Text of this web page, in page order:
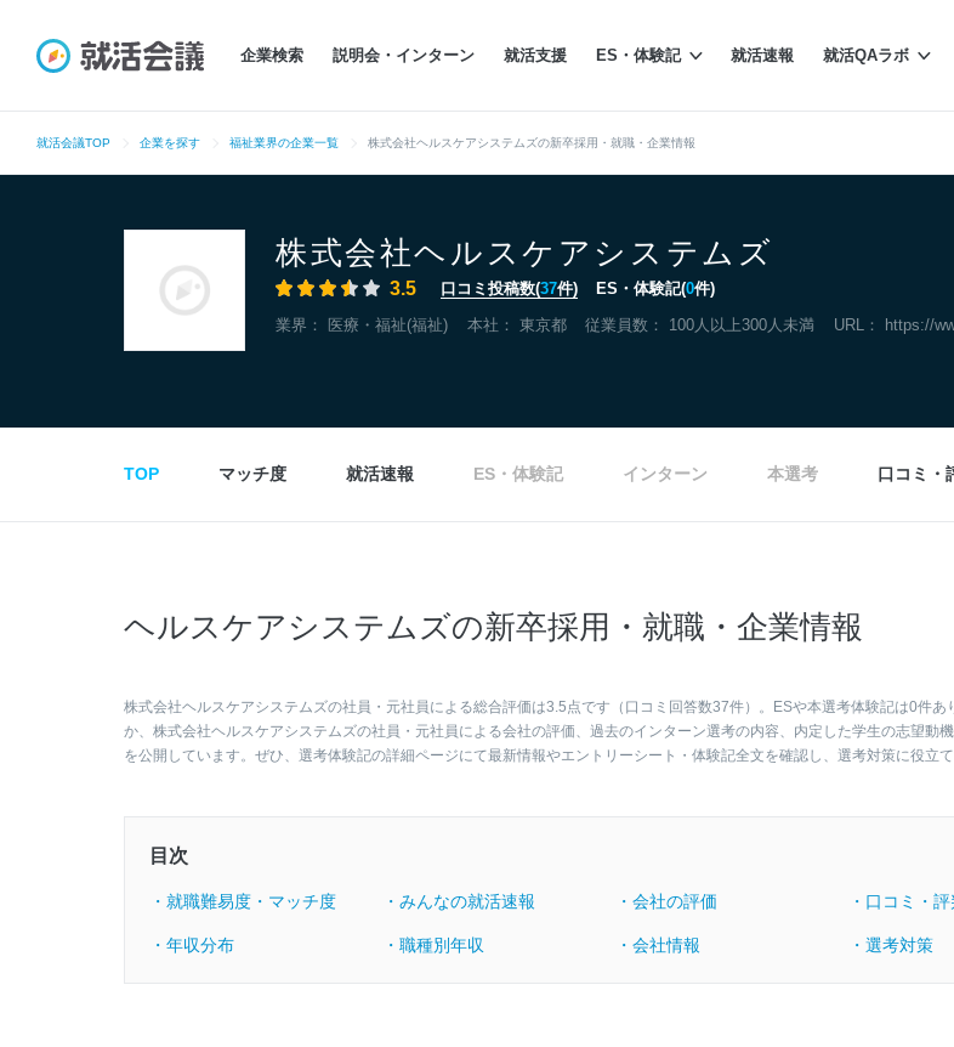
企業検索 説明会・インターン 就活支援 ES・体験記 就活速報 就活QAラボ
就活会議TOP 企業を探す 福祉業界の企業一覧 株式会社ヘルスケアシステムズの新卒採用・就職・企業情報
株式会社ヘルスケアシステムズ
3.5 口コミ投稿数(37件) ES・体験記(0件)
業界： 医療・福祉(福祉) 本社： 東京都 従業員数： 100人以上300人未満 URL： https://
TOP マッチ度 就活速報 ES・体験記 インターン 本選考 口コミ・
ヘルスケアシステムズの新卒採用・就職・企業情報
株式会社ヘルスケアシステムズの社員・元社員による総合評価は3.5点です（口コミ回答数37件）。ESや本選考体験記は0件あ
か、株式会社ヘルスケアシステムズの社員・元社員による会社の評価、過去のインターン選考の内容、内定した学生の志望動
を公開しています。ぜひ、選考体験記の詳細ページにて最新情報やエントリーシート・体験記全文を確認し、選考対策に役立て
目次
・就職難易度・マッチ度 ・みんなの就活速報 ・会社の評価 ・口コミ・評
・年収分布 ・職種別年収 ・会社情報 ・選考対策